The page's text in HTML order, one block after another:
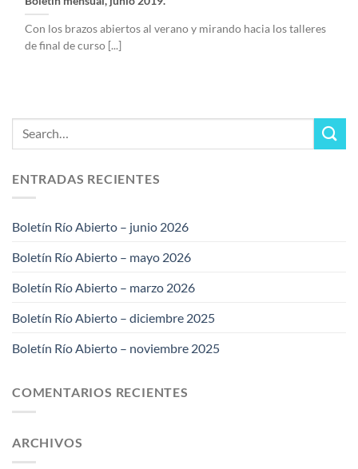
Con los brazos abiertos al verano y mirando hacia los talleres
de final de curso [...]
ENTRADAS RECIENTES
Boletín Río Abierto – junio 2026
Boletín Río Abierto – mayo 2026
Boletín Río Abierto – marzo 2026
Boletín Río Abierto – diciembre 2025
Boletín Río Abierto – noviembre 2025
COMENTARIOS RECIENTES
ARCHIVOS